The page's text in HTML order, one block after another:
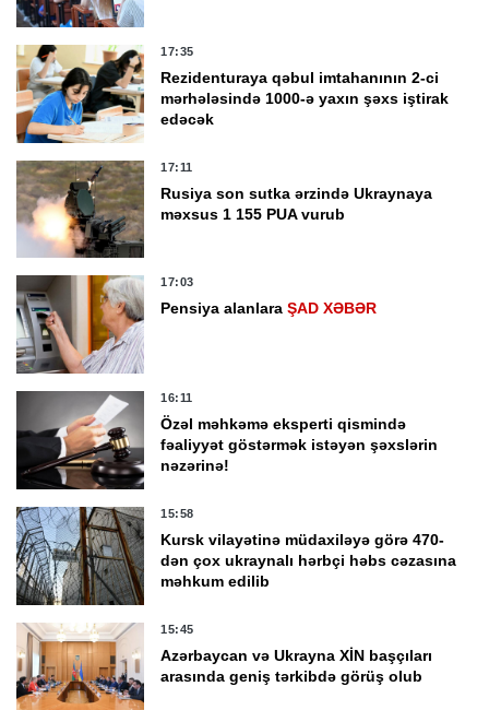
17:35
Rezidenturaya qəbul imtahanının 2-ci
mərhələsində 1000-ə yaxın şəxs iştirak
edəcək
17:11
Rusiya son sutka ərzində Ukraynaya
məxsus 1 155 PUA vurub
17:03
Pensiya alanlaraŞAD XƏBƏR
16:11
Özəl məhkəmə eksperti qismində
fəaliyyət göstərmək istəyən şəxslərin
nəzərinə!
15:58
Kursk vilayətinə müdaxiləyə görə 470-
dən çox ukraynalı hərbçi həbs cəzasına
məhkum edilib
15:45
Azərbaycan və Ukrayna XİN başçıları
arasında geniş tərkibdə görüş olub